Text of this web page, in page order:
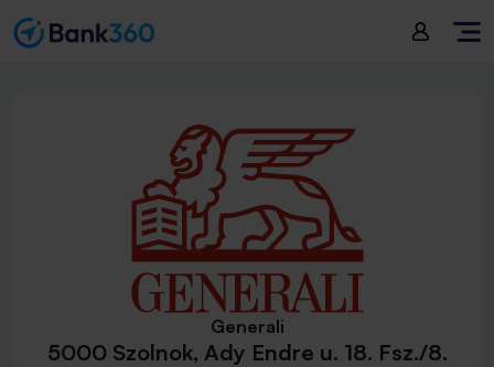
Generali
5000 Szolnok, Ady Endre u. 18. Fsz./8.